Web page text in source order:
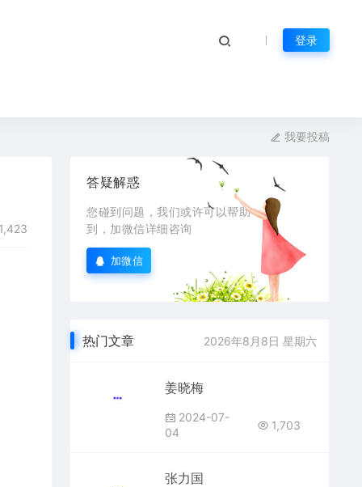
登录
我要投稿
答疑解惑
您碰到问题，我们或许可以帮助
到，加微信详细咨询
加微信
热门文章 2026年8月8日 星期六
姜晓梅
2024-07-
04
1,703
张力国